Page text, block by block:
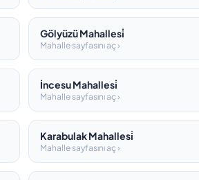
Gölyüzü Mahallesi̇
Mahalle sayfasını aç ›
İncesu Mahallesi̇
Mahalle sayfasını aç ›
Karabulak Mahallesi̇
Mahalle sayfasını aç ›